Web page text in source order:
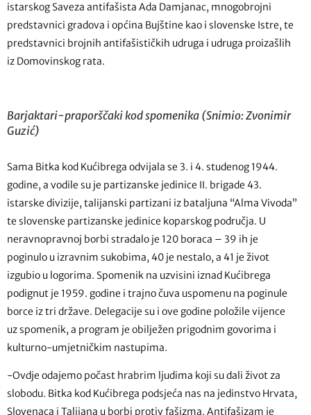
istarskog Saveza antifašista Ada Damjanac, mnogobrojni
predstavnici gradova i općina Bujštine kao i slovenske Istre, te
predstavnici brojnih antifašističkih udruga i udruga proizašlih
iz Domovinskog rata.
Barjaktari-praporščaki kod spomenika (Snimio: Zvonimir
Guzić)
Sama Bitka kod Kućibrega odvijala se 3. i 4. studenog 1944.
godine, a vodile su je partizanske jedinice II. brigade 43.
istarske divizije, talijanski partizani iz bataljuna “Alma Vivoda”
te slovenske partizanske jedinice koparskog područja. U
neravnopravnoj borbi stradalo je 120 boraca – 39 ih je
poginulo u izravnim sukobima, 40 je nestalo, a 41 je život
izgubio u logorima. Spomenik na uzvisini iznad Kućibrega
podignut je 1959. godine i trajno čuva uspomenu na poginule
borce iz tri države. Delegacije su i ove godine položile vijence
uz spomenik, a program je obilježen prigodnim govorima i
kulturno-umjetničkim nastupima.
-Ovdje odajemo počast hrabrim ljudima koji su dali život za
slobodu. Bitka kod Kućibrega podsjeća nas na jedinstvo Hrvata,
Slovenaca i Talijana u borbi protiv fašizma. Antifašizam je